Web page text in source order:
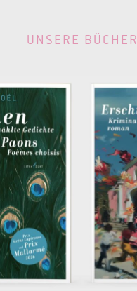
UNSERE BÜCHER